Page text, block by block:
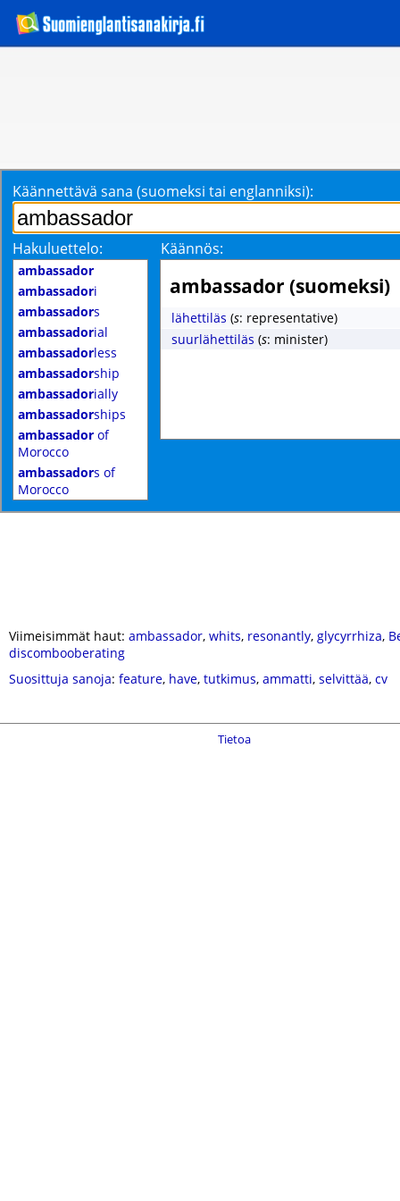
Käännettävä sana (suomeksi tai englanniksi):
Hakuluettelo: Käännös:
ambassador
ambassadori
ambassadors
ambassadorial
ambassadorless
ambassadorship
ambassadorially
ambassadorships
ambassador of
Morocco
ambassadors of
Morocco
ambassador (suomeksi)
lähettiläs (s: representative)
suurlähettiläs (s: minister)
Viimeisimmät haut: ambassador, whits, resonantly, glycyrrhiza,
discombooberating
Suosittuja sanoja: feature, have, tutkimus, ammatti, selvittää, cv
Tietoa